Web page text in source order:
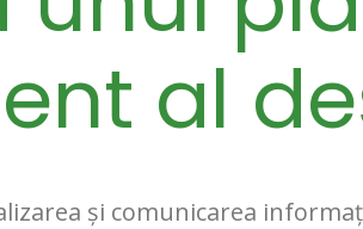
al
și comunicarea